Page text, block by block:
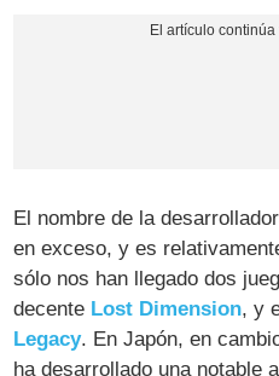
El nombre de la
en exceso, y es
sólo nos han llegado dos
decente Lost Dimension, y
Legacy. En Japón, en
ha desarrollado una notable